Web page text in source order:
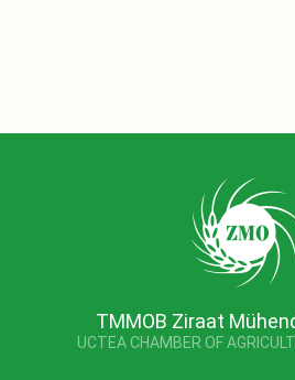
TMMOB Ziraat
UCTEA CHAMBER OF